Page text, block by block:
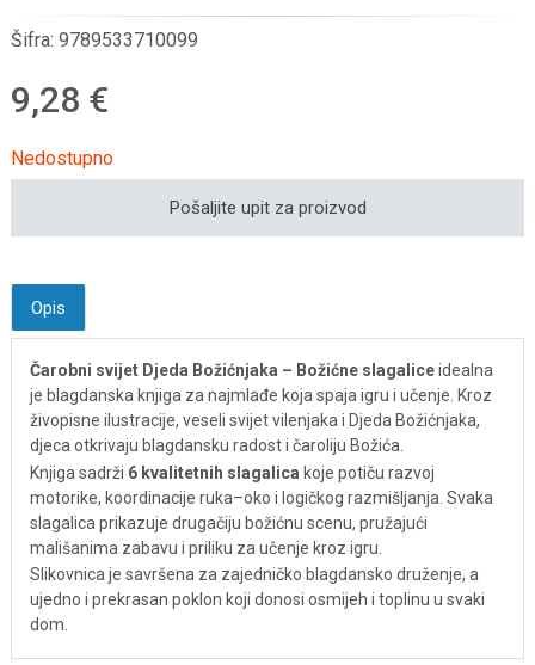
Šifra: 9789533710099
9,28 €
Nedostupno
Pošaljite upit za proizvod
Opis
Čarobni svijet Djeda Božićnjaka – Božićne slagaliceidealna
je blagdanska knjiga za najmlađe koja spaja igru i učenje. Kroz
živopisne ilustracije, veseli svijet vilenjaka i Djeda Božićnjaka,
djeca otkrivaju blagdansku radost i čaroliju Božića.
Knjiga sadrži 6 kvalitetnih slagalica koje potiču razvoj
motorike, koordinacije ruka–oko i logičkog razmišljanja. Svaka
slagalica prikazuje drugačiju božićnu scenu, pružajući
mališanima zabavu i priliku za učenje kroz igru.
Slikovnica je savršena za zajedničko blagdansko druženje, a
ujedno i prekrasan poklon koji donosi osmijeh i toplinu u svaki
dom.